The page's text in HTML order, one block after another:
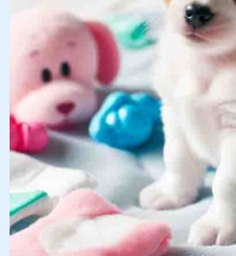
網
友
真
心
分
享，
CP
值
超
高